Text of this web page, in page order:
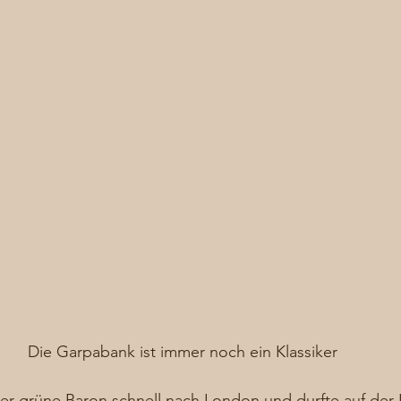
Die Garpabank ist immer noch ein Klassiker